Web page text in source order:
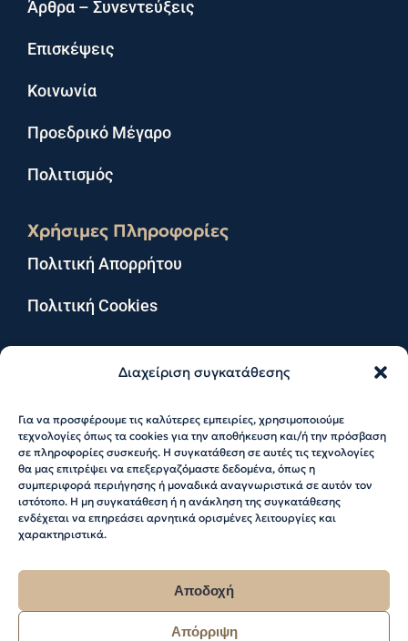
Διαχείριση συγκατάθεσης
Για να προσφέρουμε τις καλύτερες εμπειρίες, χρησιμοποιούμε
τεχνολογίες όπως τα cookies για την αποθήκευση και/ή την πρόσβαση
σε πληροφορίες συσκευής. Η συγκατάθεση σε αυτές τις τεχνολογίες
θα μας επιτρέψει να επεξεργαζόμαστε δεδομένα, όπως η
συμπεριφορά περιήγησης ή μοναδικά αναγνωριστικά σε αυτόν τον
ιστότοπο. Η μη συγκατάθεση ή η ανάκληση της συγκατάθεσης
ενδέχεται να επηρεάσει αρνητικά ορισμένες λειτουργίες και
χαρακτηριστικά.
Αποδοχή
Απόρριψη
Άρθρα – Συνεντεύξεις
Επισκέψεις
Κοινωνία
Προεδρικό Μέγαρο
Πολιτισμός
Χρήσιμες Πληροφορίες
Πολιτική Απορρήτου
Πολιτική Cookies
© 2026 Katerina Sakellaropoulou. All Rights
Reserved
Web Design & Development by RedMatter